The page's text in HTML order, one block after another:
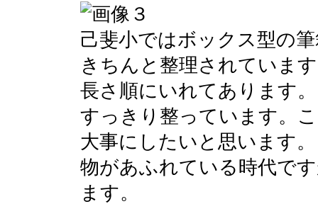
己斐小ではボックス型の
きちんと整理されていま
長さ順にいれてあります。
すっきり整っています。
大事にしたいと思います。
物があふれている時代で
ます。